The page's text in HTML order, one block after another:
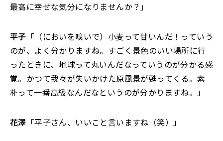
最高に幸せな気分になりませんか？」
平子 「（においを嗅いで）小麦って甘いんだ！っていう
のが、よく分かりますね。すごく景色のいい場所に行
ったときに、地球って丸いんだなっていうのが分かる感
覚。かつて我々が失いかけた原風景が甦ってくる。素
朴って一番高級なんだなというのが分かりますね。」
花澤 「平子さん、いいこと言いますね（笑）」